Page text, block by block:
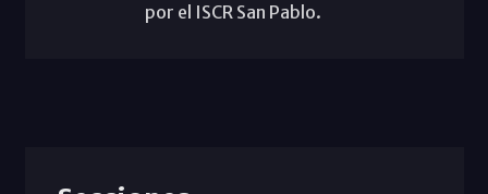
por el ISCR San Pablo.